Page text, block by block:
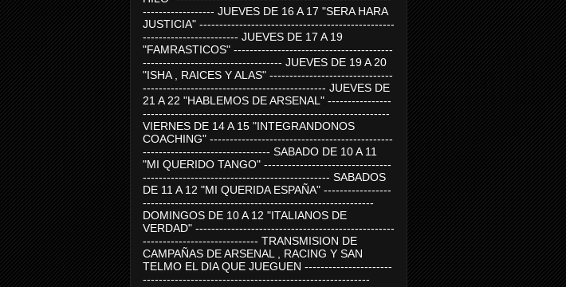
------------------ JUEVES DE 16 A 17 "SERA HARA
JUSTICIA" -------------------------------------------------
------------------------ JUEVES DE 17 A 19
"FAMRASTICOS" ----------------------------------------
----------------------------------- JUEVES DE 19 A 20
"ISHA , RAICES Y ALAS" -------------------------------
---------------------------------------------- JUEVES DE
21 A 22 "HABLEMOS DE ARSENAL" ----------------
--------------------------------------------------------------
VIERNES DE 14 A 15 "INTEGRANDONOS
COACHING" ----------------------------------------------
-------------------------------- SABADO DE 10 A 11
"MI QUERIDO TANGO" --------------------------------
----------------------------------------------- SABADOS
DE 11 A 12 "MI QUERIDA ESPAÑA" -----------------
----------------------------------------------------------
DOMINGOS DE 10 A 12 "ITALIANOS DE
VERDAD" --------------------------------------------------
----------------------------- TRANSMISION DE
CAMPAÑAS DE ARSENAL , RACING Y SAN
TELMO EL DIA QUE JUEGUEN ----------------------
---------------------------------------------------------